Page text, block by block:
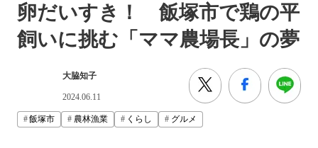
卵だいすき！ 飯塚市で鶏の平
飼いに挑む「ママ農場長」の夢
大脇知子
2024.06.11
飯塚市 農林漁業 くらし グルメ